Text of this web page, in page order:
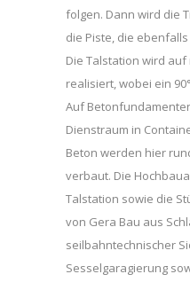
folgen. Dann wird die
die Piste, die
Die Talstation wird auf
realisiert, wobei ein
Auf
Dienstraum in
Beton werden hier
verbaut. Die
Talstation sowie die
von Gera Bau aus
seilbahntechnischer
Sesselgaragierung